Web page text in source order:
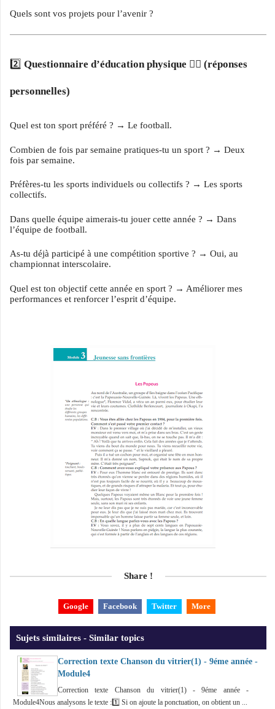
Quels sont vos projets pour l’avenir ?
2️⃣ Questionnaire d’éducation physique 🏃‍♂️ (réponses
personnelles)
Quel est ton sport préféré ? → Le football.
Combien de fois par semaine pratiques-tu un sport ? → Deux
fois par semaine.
Préfères-tu les sports individuels ou collectifs ? → Les sports
collectifs.
Dans quelle équipe aimerais-tu jouer cette année ? → Dans
l’équipe de football.
As-tu déjà participé à une compétition sportive ? → Oui, au
championnat interscolaire.
Quel est ton objectif cette année en sport ? → Améliorer mes
performances et renforcer l’esprit d’équipe.
Share !
Google Facebook Twitter More
Sujets similaires - Similar topics
Correction texte Chanson du vitrier(1) - 9éme année -
Module4
Correction texte Chanson du vitrier(1) - 9éme année -
Module4Nous analysons le texte :1️⃣ Si on ajoute la ponctuation, on obtient un ...